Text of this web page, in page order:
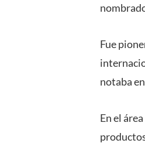
Fue
notaba
En el